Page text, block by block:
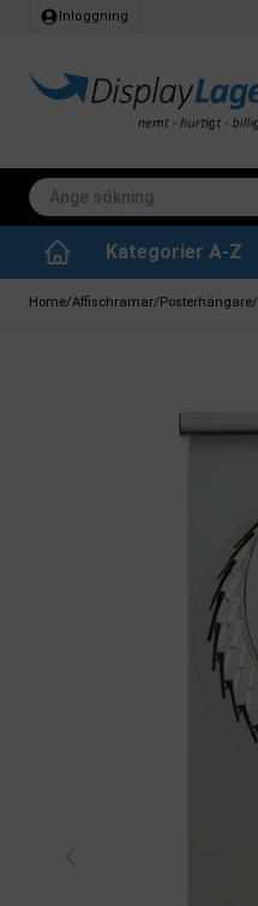
Inloggning
Kategorier A-Z
Home/Affischramar/Posterhängare/